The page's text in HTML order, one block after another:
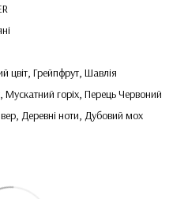
цвіт, Грейпфрут, Шавлія
Мускатний горіх, Перець Червоний
Деревні ноти, Дубовий мох